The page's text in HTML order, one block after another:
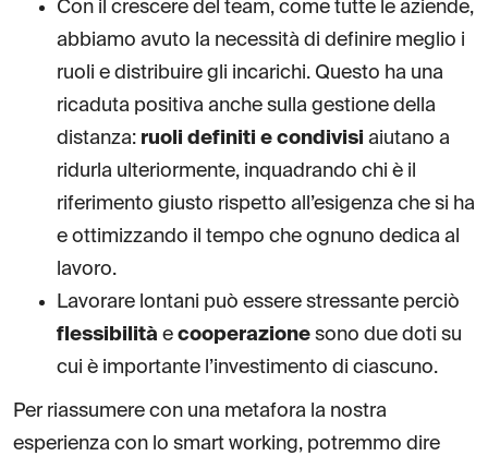
Con il crescere del team, come tutte le aziende,
abbiamo avuto la necessità di definire meglio i
ruoli e distribuire gli incarichi. Questo ha una
ricaduta positiva anche sulla gestione della
distanza: ruoli definiti e condivisi aiutano a
ridurla ulteriormente, inquadrando chi è il
riferimento giusto rispetto all’esigenza che si ha
e ottimizzando il tempo che ognuno dedica al
lavoro.
Lavorare lontani può essere stressante perciò
flessibilità e cooperazione sono due doti su
cui è importante l’investimento di ciascuno.
Per riassumere con una metafora la nostra
esperienza con lo smart working, potremmo dire